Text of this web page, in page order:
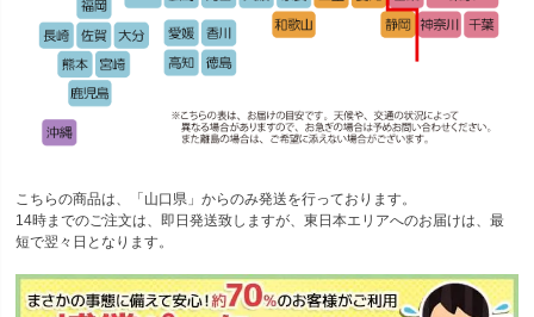
こちらの商品は、「山口県」からのみ発送を行っております。
14時までのご注文は、即日発送致しますが、東日本エリアへのお届けは、最
短で翌々日 となります。